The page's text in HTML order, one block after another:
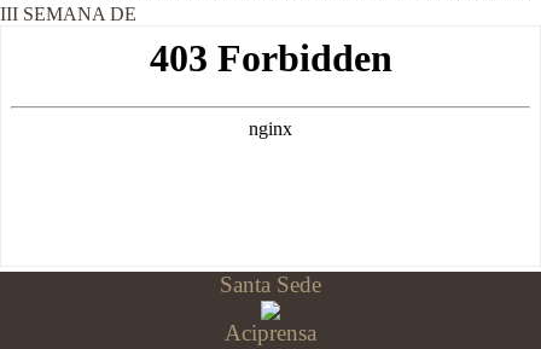
III SEMANA DE
Santa Sede
Aciprensa